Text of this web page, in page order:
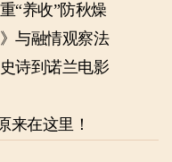
养生之道重“养收”防秋燥
与融情观察法
诗到诺兰电影
在这里！